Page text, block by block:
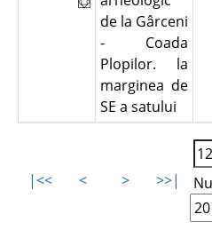
de la Gârceni
- Coada
Plopilor. la
marginea de
SE a satului
|<< < > >>|